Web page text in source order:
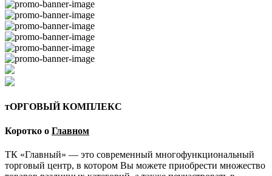
тОРГОВЫЙ КОМПЛЕКС
Коротко о Главном
ТК «Главный» — это современный многофункциональный
торговый центр, в котором Вы можете приобрести множество